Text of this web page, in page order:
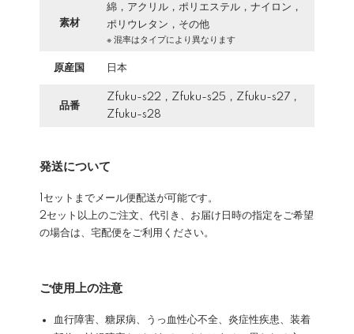
素材
綿，アクリル，ポリエステル，ナイロン，
ポリウレタン，その他
※ 混率はタイプにより異なります
原産国 日本
品番
Zfuku-s22，Zfuku-s25，Zfuku-s27，
Zfuku-s28
発送について
1セットまでメール便配送が可能です。
2セット以上のご注文、代引き、お届け日時の指定をご希望
の場合は、宅配便をご利用ください。
ご使用上の注意
血行障害、糖尿病、うっ血性心不全、炎症性疾患、装着